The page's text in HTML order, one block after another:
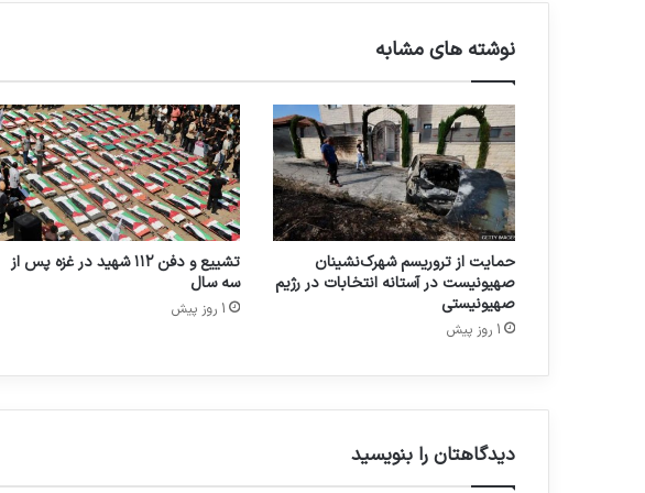
نوشته های مشابه
حمایت از تروریسم شهرک‌نشینان
صهیونیست در آستانه انتخابات در رژیم
صهیونیستی
1 روز پیش
تشییع و دفن ۱۱۲ شهید در غزه پس از
سه سال
1 روز پیش
دیدگاهتان را بنویسید